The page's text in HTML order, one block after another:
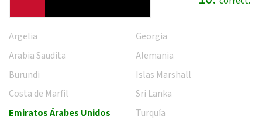
Argelia
Arabia Saudita
Burundi
Costa de Marfil
Emiratos Árabes Unidos
Georgia
Alemania
Islas Marshall
Sri Lanka
Turquía